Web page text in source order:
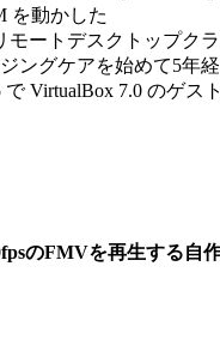
を動かした
モートデスクトップク
ングケアを始めて5年
で VirtualBox 7.0 のゲ
のFMVを再生する自